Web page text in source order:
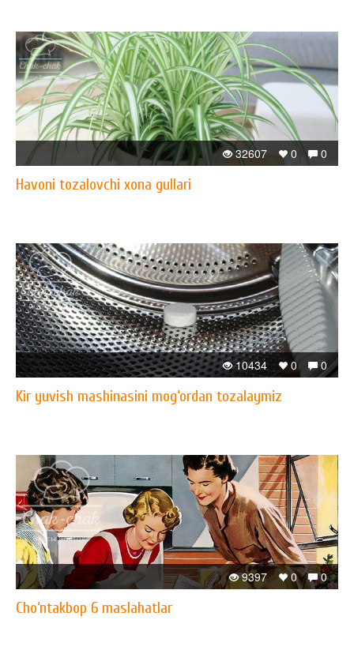
0
0
32607
Havoni tozalovchi xona gullari
0
0
10434
Kir yuvish mashinasini mog‘ordan tozalaymiz
0
0
9397
Cho‘ntakbop 6 maslahatlar